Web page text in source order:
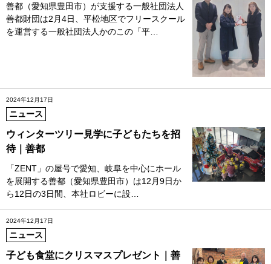
善都（愛知県豊田市）が支援する一般社団法人
善都財団は2月4日、平松地区でフリースクール
を運営する一般社団法人かのこの「平…
2024年12月17日
ニュース
ウィンターツリー見学に子どもたちを招
待｜善都
「ZENT」の屋号で愛知、岐阜を中心にホール
を展開する善都（愛知県豊田市）は12月9日か
ら12日の3日間、本社ロビーに設…
2024年12月17日
ニュース
子ども食堂にクリスマスプレゼント｜善